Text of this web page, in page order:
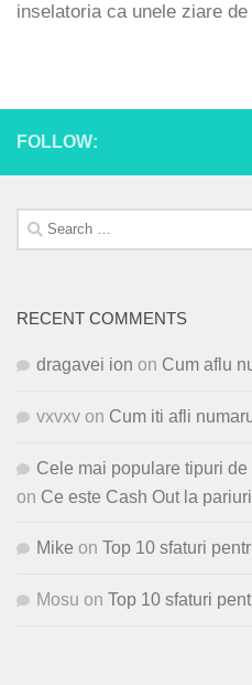
inselatoria ca unele ziare
FOLLOW:
Search
for:
RECENT COMMENTS
dragavei ion on Cum aflu
vxvxv on Cum iti afli
Cele mai populare tipuri
on Ce este Cash Out la pariuri
Mike on Top 10 sfaturi
Mosu on Top 10 sfaturi